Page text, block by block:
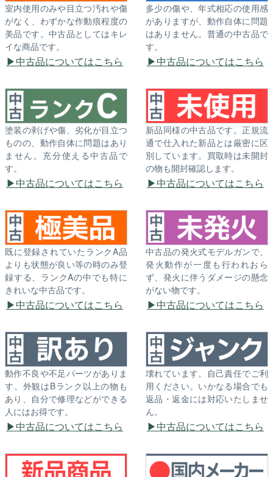
室内使用のみや目立つ汚れや傷
がなく、わずかな作動痕程度の
美品です。中古品としてはキレ
イな商品です。
中古品についてはこちら
多少の傷や、年式相応の使用感
がありますが、動作自体に問題
はありません。普通の中古品で
す。
中古品についてはこちら
塗装の剥げや傷、劣化が目立つ
ものの、動作自体に問題はあり
ません。充分使える中古品で
す。
中古品についてはこちら
新品同様の中古品です。正規流
通で仕入れた新品とは厳密に区
別しています。買取時は未開封
の物も開封確認します。
中古品についてはこちら
既に登録されていたランクA品
よりも状態が良い等の時のみ登
録する、ランクAの中でも特に
きれいな中古品です。
中古品についてはこちら
中古品の発火式モデルガンで、
発火動作が一度も行われおら
ず、発火に伴うダメージの懸念
がない物です。
中古品についてはこちら
動作不良や不足パーツがありま
す。外観はBランク以上の物も
あり、自分で修理などができる
人にはお得です。
中古品についてはこちら
壊れています。自己責任でご利
用ください。いかなる場合でも
返品・返金には対応いたしませ
ん。
中古品についてはこちら